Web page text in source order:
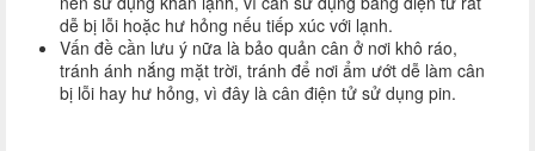
dễ bị lỗi hoặc hư hỏng nếu tiếp xúc với lạnh.
Vấn đề cần lưu ý nữa là bảo quản cân ở nơi khô ráo,
tránh ánh nắng mặt trời, tránh để nơi ẩm ướt dễ làm cân
bị lỗi hay hư hỏng, vì đây là cân điện tử sử dụng pin.